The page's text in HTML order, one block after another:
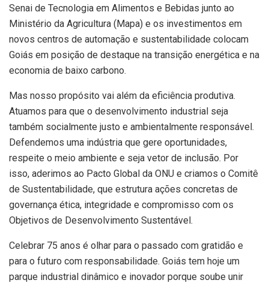
Senai de Tecnologia em Alimentos e Bebidas junto ao
Ministério da Agricultura (Mapa) e os investimentos em
novos centros de automação e sustentabilidade colocam
Goiás em posição de destaque na transição energética e na
economia de baixo carbono.
Mas nosso propósito vai além da eficiência produtiva.
Atuamos para que o desenvolvimento industrial seja
também socialmente justo e ambientalmente responsável.
Defendemos uma indústria que gere oportunidades,
respeite o meio ambiente e seja vetor de inclusão. Por
isso, aderimos ao Pacto Global da ONU e criamos o Comitê
de Sustentabilidade, que estrutura ações concretas de
governança ética, integridade e compromisso com os
Objetivos de Desenvolvimento Sustentável.
Celebrar 75 anos é olhar para o passado com gratidão e
para o futuro com responsabilidade. Goiás tem hoje um
parque industrial dinâmico e inovador porque soube unir